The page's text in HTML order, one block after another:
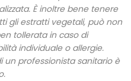
È inoltre bene tenere
gli estratti vegetali, può non
tollerata in caso di
individuale o allergie.
un professionista sanitario è